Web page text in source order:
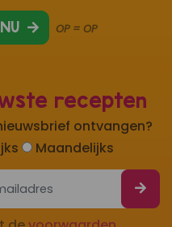
recepten
ontvangen?
Maandelijks
OP = OP